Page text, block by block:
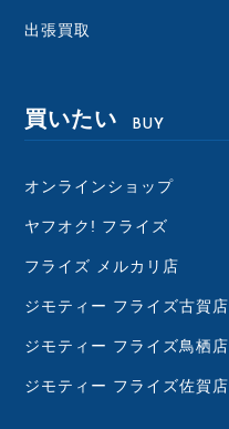
出張買取
買いたい BUY
オンラインショップ
ヤフオク! フライズ
フライズ メルカリ店
ジモティー フライズ古賀店
ジモティー フライズ鳥栖店
ジモティー フライズ佐賀店